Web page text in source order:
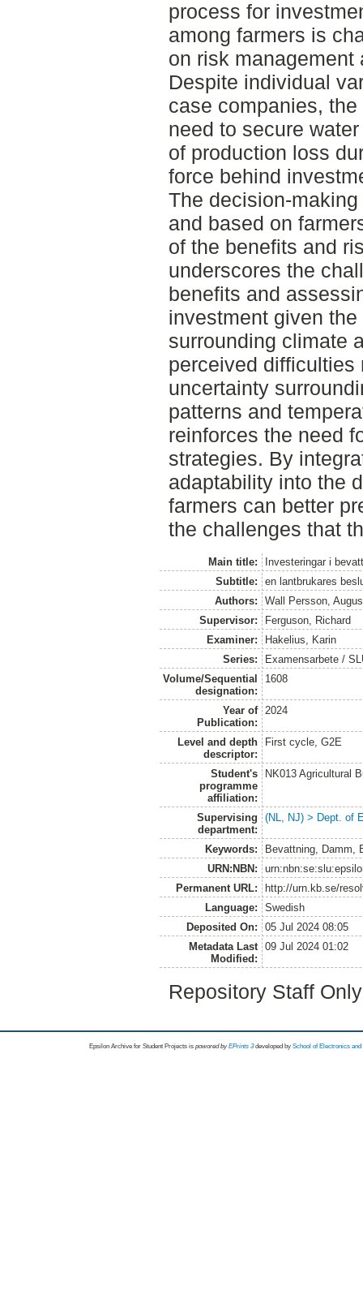
process for
among farmers is
on risk management
Despite individual
case companies,
need to secure
of production loss
force behind
The decision-
and based on
of the benefits and
underscores the
benefits and
investment given
surrounding climate
perceived difficulties
uncertainty
patterns and
reinforces the need
strategies. By
adaptability into the
farmers can better
the challenges that
Main title:
Investeringar i
Subtitle:
en lantbrukares
Authors:
Wall Persson,
Supervisor:
Ferguson, Richard
Examiner:
Hakelius, Karin
Series:
Examensarbete /
Volume/Sequential
designation:
1608
Year of
Publication:
2024
Level and depth
descriptor:
First cycle, G2E
Student's
programme
affiliation:
NK013 Agricultural
Supervising
department:
(NL, NJ) > Dept. of
Keywords:
Bevattning, Damm,
URN:NBN:
Permanent URL:
http://urn.kb.se/
Language:
Swedish
Deposited On:
05 Jul 2024 08:05
Metadata Last
Modified:
09 Jul 2024 01:02
Repository Staff
Epsilon Archive for Student Projects is powored byEPrints 3 developed by School of Electronics